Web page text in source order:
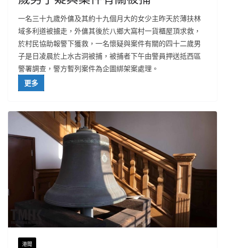
一名三十九歲外傭及其約十九個月大的女少主昨天於薄扶林
域多利道被擄走，外傭其後於八鄉大窩村一貨櫃屋頂求救，
於村民協助報警下獲救，一名懷疑與案件有關的四十二歲男
子是日凌晨於上水古洞被捕，被捕者下午由警員押送抵西區
警署調查，警方暫列案件為企圖綁架案處理。
更多
港聞